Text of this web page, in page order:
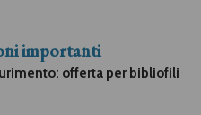
importanti
offerta per bibliofili